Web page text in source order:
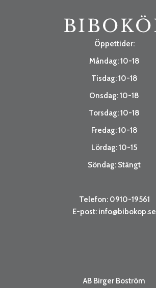
Öppettider:
Måndag: 10-18
Tisdag: 10-18
Onsdag: 10-18
Torsdag: 10-18
Fredag: 10-18
Lördag: 10-15
Söndag: Stängt
Telefon: 0910-19561
E-post: info@bibokop.se
AB Birger Boström